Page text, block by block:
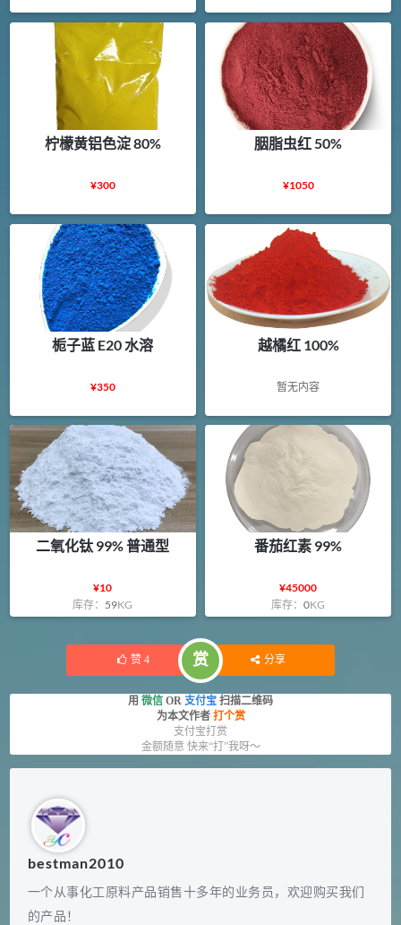
柠檬黄铝色淀 80%
¥300
胭脂虫红 50%
¥1050
栀子蓝 E20 水溶
¥350
越橘红 100%
暂无内容
二氧化钛 99% 普通型
¥10
库存： 59KG
番茄红素 99%
¥45000
库存：0KG
赞 4 赏 分享
用 微信 OR 支付宝 扫描二维码
为本文作者 打个赏
支付宝打赏
金额随意 快来“打”我呀～
bestman2010
一个从事化工原料产品销售十多年的业务员，欢迎购买我们
的产品！